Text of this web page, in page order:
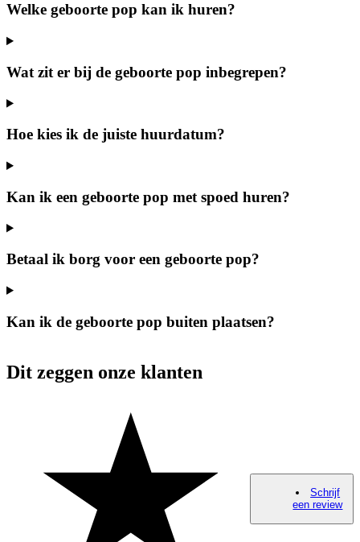
Welke geboorte pop kan ik huren?
Wat zit er bij de geboorte pop inbegrepen?
Hoe kies ik de juiste huurdatum?
Kan ik een geboorte pop met spoed huren?
Betaal ik borg voor een geboorte pop?
Kan ik de geboorte pop buiten plaatsen?
Dit zeggen onze klanten
Schrijf
een review